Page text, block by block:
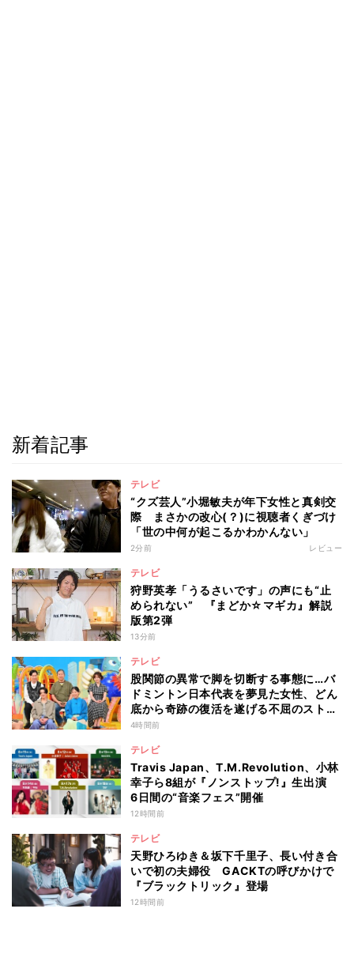
新着記事
テレビ
“クズ芸人”小堀敏夫が年下女性と真剣交
際 まさかの改心(？)に視聴者くぎづけ
「世の中何が起こるかわかんない」
2分前 レビュー
テレビ
狩野英孝「うるさいです」の声にも“止
められない” 『まどか☆マギカ』解説
版第2弾
13分前
テレビ
股関節の異常で脚を切断する事態に…バ
ドミントン日本代表を夢見た女性、どん
底から奇跡の復活を遂げる不屈のストー
リー『仰天』が再現
4時間前
テレビ
Travis Japan、T.M.Revolution、小林
幸子ら8組が『ノンストップ!』生出演
6日間の“音楽フェス”開催
12時間前
テレビ
天野ひろゆき＆坂下千里子、長い付き合
いで初の夫婦役 GACKTの呼びかけで
『ブラックトリック』登場
12時間前